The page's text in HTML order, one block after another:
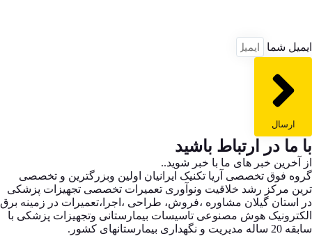
ایمیل شما
ارسال
با ما در ارتباط باشید
از آخرین خبر های ما با خبر شوید..
گروه فوق تخصصی آریا تکنیک ایرانیان اولین وبزرگترین و تخصصی
ترین مرکز رشد خلاقیت ونوآوری تعمیرات تخصصی تجهیزات پزشکی
در استان گیلان مشاوره ،فروش، طراحی ،اجرا،تعمیرات در زمینه برق
الکترونیک هوش مصنوعی تاسیسات بیمارستانی وتجهیزات پزشکی با
سابقه 20 ساله مدیریت و نگهداری بیمارستانهای کشور.